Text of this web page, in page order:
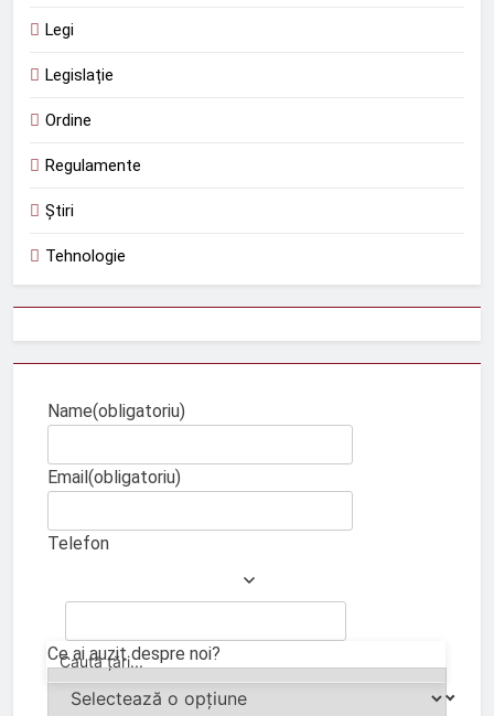
Legi
Legislație
Ordine
Regulamente
Știri
Tehnologie
Name(obligatoriu)
Email(obligatoriu)
Telefon
Ce ai auzit despre noi?